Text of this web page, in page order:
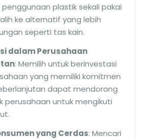
plastik sekali pakai
ke alternatif yang lebih
seperti tas kain.
dalam Perusahaan
: Memilih untuk berinvestasi
yang memiliki komitmen
dapat mendorong
perusahaan untuk mengikuti
yang Cerdas: Mencari